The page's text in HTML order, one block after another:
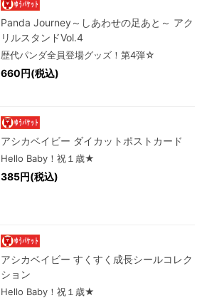
Panda Journey～しあわせの足あと～ アク
リルスタンドVol.4
歴代パンダ全員登場グッズ！第4弾☆
660円(税込)
アシカベイビー ダイカットポストカード
Hello Baby！祝１歳★
385円(税込)
アシカベイビー すくすく成長シールコレク
ション
Hello Baby！祝１歳★